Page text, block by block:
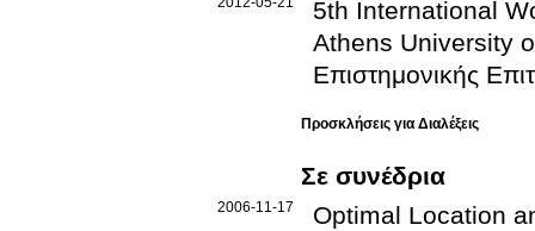
5th International
Athens University
Επιστημονικής
Προσκλήσεις για Διαλέξεις
Σε συνέδρια
2006-11-17
Optimal Location